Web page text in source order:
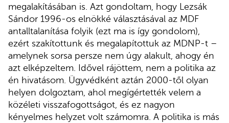
megalakításában is. Azt gondoltam, hogy Lezsák
Sándor 1996-os elnökké választásával az MDF
antalltalanítása folyik (ezt ma is így gondolom),
ezért szakítottunk és megalapítottuk az MDNP-t –
amelynek sorsa persze nem úgy alakult, ahogy én
azt elképzeltem. Idővel rájöttem, nem a politika az
én hivatásom. Ügyvédként aztán 2000-től olyan
helyen dolgoztam, ahol megígértették velem a
közéleti visszafogottságot, és ez nagyon
kényelmes helyzet volt számomra. A politika is más